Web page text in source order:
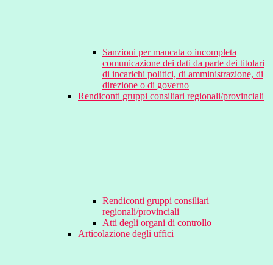
Sanzioni per mancata o incompleta
comunicazione dei dati da parte dei titolari
di incarichi politici, di amministrazione, di
direzione o di governo
Rendiconti gruppi consiliari regionali/provinciali
Rendiconti gruppi consiliari
regionali/provinciali
Atti degli organi di controllo
Articolazione degli uffici